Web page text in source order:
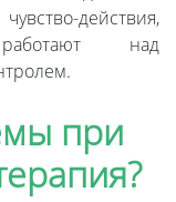
действия,
над
при